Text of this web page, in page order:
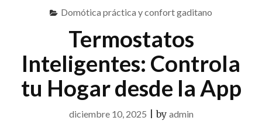
Domótica práctica y confort gaditano
Termostatos
Inteligentes: Controla
tu Hogar desde la App
diciembre 10, 2025 |by admin